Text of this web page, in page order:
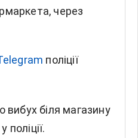
через
поліції
вибух біля магазину